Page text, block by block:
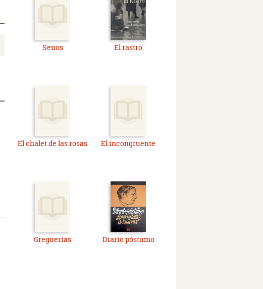
Senos El rastro
El chalet de las rosas El incongruente
Greguerías Diario póstumo